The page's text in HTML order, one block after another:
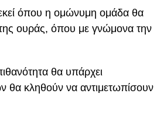
όπου η ομώνυμη ομάδα θα
ουράς, όπου με γνώμονα την
θα υπάρχει
θα κληθούν να αντιμετωπίσουν